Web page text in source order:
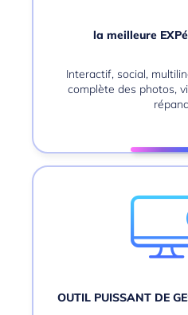
la meilleure
Interactif, social,
complète des photos,
OUTIL PUISSANT DE